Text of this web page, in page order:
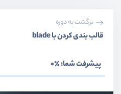
برگشت به دوره
قالب بندی کردن با blade
پیشرفت شما:٪0